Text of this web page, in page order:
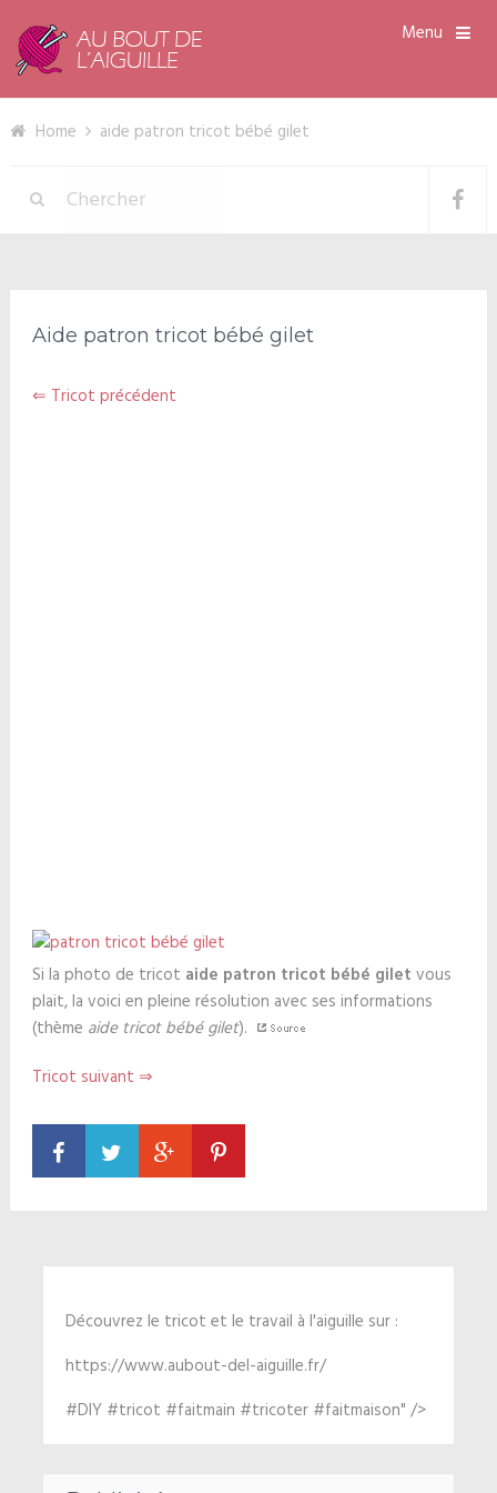
Menu
Home aide patron tricot bébé gilet
Aide patron tricot bébé gilet
⇐ Tricot précédent
Si la photo de tricot aide patron tricot bébé gilet vous
plait, la voici en pleine résolution avec ses informations
(thème aide tricot bébé gilet).
Tricot suivant ⇒
Découvrez le tricot et le travail à l'aiguille sur :
https://www.aubout-del-aiguille.fr/
#DIY #tricot #faitmain #tricoter #faitmaison" />